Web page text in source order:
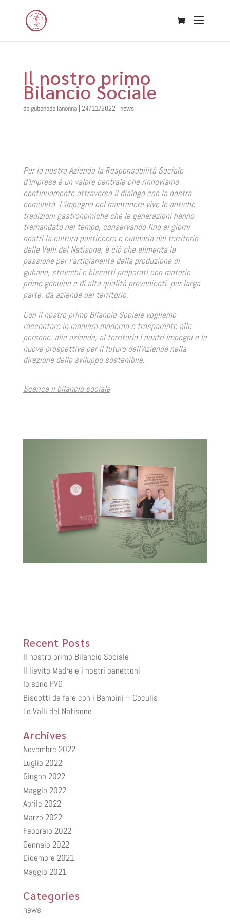
Il nostro primo
Bilancio Sociale
da gubanadellanonna| 24/11/2022 | news
Per la nostra Azienda la Responsabilità Sociale
d’Impresa è un valore centrale che rinnoviamo
continuamente attraverso il dialogo con la nostra
comunità. L’impegno nel mantenere vive le antiche
tradizioni gastronomiche che le generazioni hanno
tramandato nel tempo, conservando fino ai giorni
nostri la cultura pasticcera e culinaria del territorio
delle Valli del Natisone, è ciò che alimenta la
passione per l’artigianalità della produzione di
gubane, strucchi e biscotti preparati con materie
prime genuine e di alta qualità provenienti, per larga
parte, da aziende del territorio.
Con il nostro primo Bilancio Sociale vogliamo
raccontare in maniera moderna e trasparente alle
persone, alle aziende, al territorio i nostri impegni e le
nuove prospettive per il futuro dell’Azienda nella
direzione dello sviluppo sostenibile.
Scarica il bilancio sociale
Recent Posts
Il nostro primo Bilancio Sociale
Il lievito Madre e i nostri panettoni
Io sono FVG
Biscotti da fare con i Bambini – Coculis
Le Valli del Natisone
Archives
Novembre 2022
Luglio 2022
Giugno 2022
Maggio 2022
Aprile 2022
Marzo 2022
Febbraio 2022
Gennaio 2022
Dicembre 2021
Maggio 2021
Categories
news